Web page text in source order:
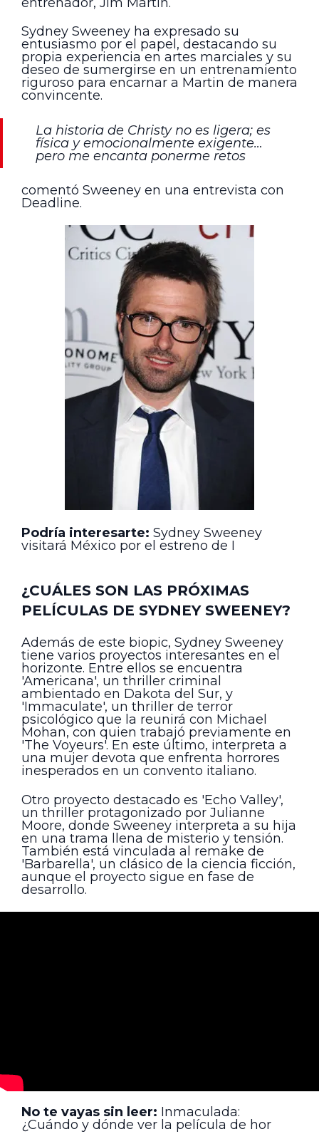
Sydney Sweeney ha expresado su
entusiasmo por el papel, destacando su
propia experiencia en artes marciales y su
deseo de sumergirse en un entrenamiento
riguroso para encarnar a Martin de manera
convincente.
La historia de Christy no es ligera; es
física y emocionalmente exigente…
pero me encanta ponerme retos
comentó Sweeney en una entrevista con
Deadline.
Podría interesarte: Sydney Sweeney
visitará México por el estreno de I
¿CUÁLES SON LAS PRÓXIMAS
PELÍCULAS DE SYDNEY SWEENEY?
Además de este biopic, Sydney Sweeney
tiene varios proyectos interesantes en el
horizonte. Entre ellos se encuentra
'Americana', un thriller criminal
ambientado en Dakota del Sur, y
'Immaculate', un thriller de terror
psicológico que la reunirá con Michael
Mohan, con quien trabajó previamente en
'The Voyeurs'. En este último, interpreta a
una mujer devota que enfrenta horrores
inesperados en un convento italiano.
Otro proyecto destacado es 'Echo Valley',
un thriller protagonizado por Julianne
Moore, donde Sweeney interpreta a su hija
en una trama llena de misterio y tensión.
También está vinculada al remake de
'Barbarella', un clásico de la ciencia ficción,
aunque el proyecto sigue en fase de
desarrollo.
No te vayas sin leer: Inmaculada:
¿Cuándo y dónde ver la película de hor